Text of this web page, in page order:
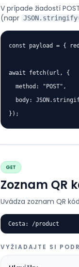
V prípade žiadostí
(napr
const payload = {
await fetch(url, {
  method: "POST",
body:
});
GET
Zoznam QR
Uvádza zoznam QR
Cesta: /product
VYŽIADAJTE SI